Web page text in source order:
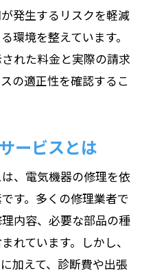
発生するリスクを軽減
環境を整えています。
れた料金と実際の請求
の適正性を確認するこ
ービスとは
、電気機器の修理を依
す。多くの修理業者で
内容、必要な部品の種
れています。しかし、
加えて、診断費や出張